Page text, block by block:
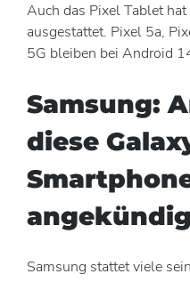
Auch das Pixel Tablet
ausgestattet. Pixel 5a,
5G bleiben bei Android
Samsung:
diese
Samsung stattet viele